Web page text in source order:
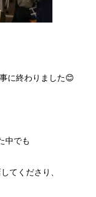
に終わりました😊
中でも
てくださり、